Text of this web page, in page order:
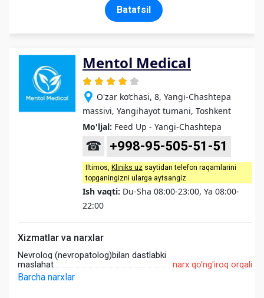
Batafsil
Mentol Medical
O'zar ko‘chasi, 8, Yangi-Chashtepa
massivi, Yangihayot tumani, Toshkent
Mo'ljal: Feed Up - Yangi-Chashtepa
☎ +998-95-505-51-51
Iltimos, Kliniks uz saytidan telefon raqamlarini
topganingizni ularga aytsangiz
Ish vaqti: Du-Sha 08:00-23:00, Ya 08:00-
22:00
Xizmatlar va narxlar
Nevrolog (nevropatolog)bilan dastlabki
maslahat
narx qo'ng'iroq orqali
Barcha narxlar